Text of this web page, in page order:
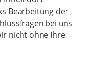
Bearbeitung der
bei uns
nicht ohne Ihre